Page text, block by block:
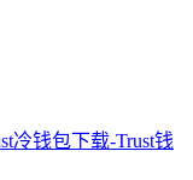
冷钱包下载-Trust钱